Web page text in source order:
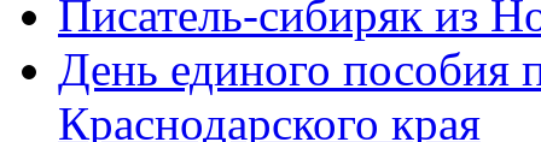
Писатель-сибиряк из
День единого пособия
Краснодарского края